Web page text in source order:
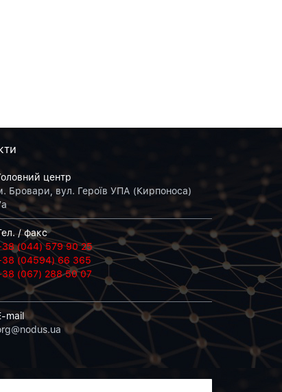
центр
Бровари, вул. Героїв УПА (Кирпоноса)
/ факс
(044) 579 90 25
(04594) 66 365
(067) 288 50 07
mail